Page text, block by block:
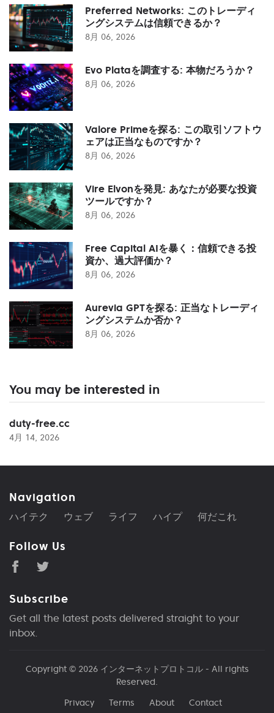
Preferred Networks: このトレーディ
ングシステムは信頼できるか？
8月 06, 2026
Evo Plataを調査する: 本物だろうか？
8月 06, 2026
Valore Primeを探る: この取引ソフトウ
ェアは正当なものですか？
8月 06, 2026
Vire Elvonを発見: あなたが必要な投資
ツールですか？
8月 06, 2026
Free Capital AIを暴く：信頼できる投
資か、過大評価か？
8月 06, 2026
Aurevia GPTを探る: 正当なトレーディ
ングシステムか否か？
8月 06, 2026
You may be interested in
duty-free.cc
4月 14, 2026
Navigation
ハイテク ウェブ ライフ ハイプ 何だこれ
Follow Us
Subscribe
Get all the latest posts delivered straight to your
inbox.
Copyright © 2026 インターネットプロトコル- All rights
Reserved.
Privacy
Terms About Contact